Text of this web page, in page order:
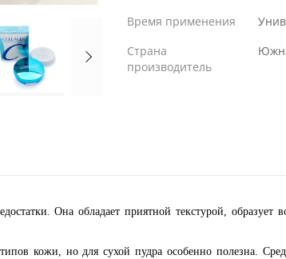
Время применения
Страна
производитель
Она обладает приятной текстурой, образует
кожи, но для сухой пудра особенно полезна.